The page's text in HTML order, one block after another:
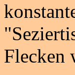
Flecken